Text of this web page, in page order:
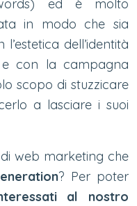
ed è molto
in modo che sia
dell’identità
con la campagna
scopo di stuzzicare
a lasciare i suoi
web marketing che
? Per poter
al nostro